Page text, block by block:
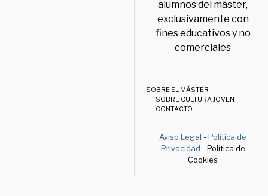
alumnos del máster,
exclusivamente con
fines educativos y no
comerciales
SOBRE EL MÁSTER
SOBRE CULTURA JOVEN
CONTACTO
Aviso Legal -Política de
Privacidad - Política de
Cookies